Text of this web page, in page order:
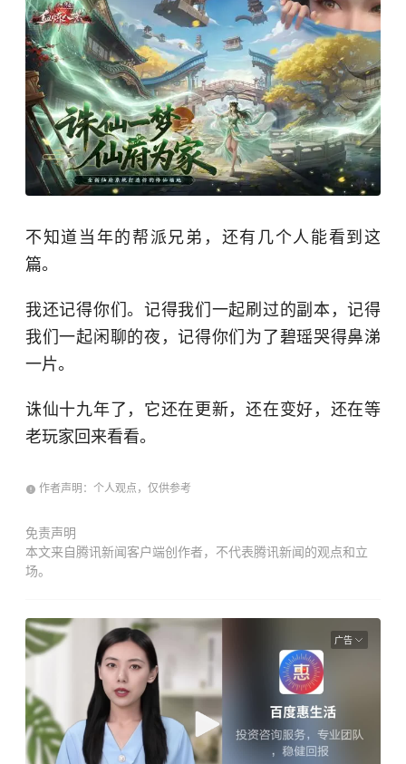
不知道当年的帮派兄弟，还有几个人能看到这
篇。
我还记得你们。记得我们一起刷过的副本，记得
我们一起闲聊的夜，记得你们为了碧瑶哭得鼻涕
一片。
诛仙十九年了，它还在更新，还在变好，还在等
老玩家回来看看。
作者声明：个人观点，仅供参考
免责声明
本文来自腾讯新闻客户端创作者，不代表腾讯新闻的观点和立
场。
广告